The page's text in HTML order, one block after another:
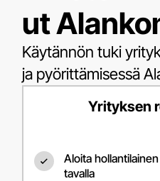
ut
Käytännön tuki
ja pyörittämisessä
Yrityksen
Aloita
tavalla